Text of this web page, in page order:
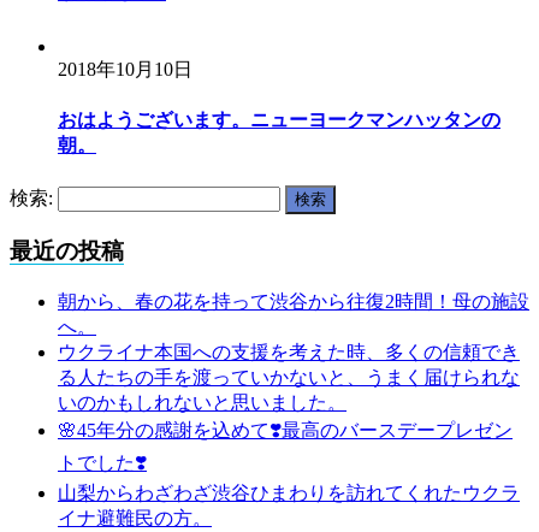
2018年10月10日
おはようございます。ニューヨークマンハッタンの
朝。
検索:
最近の投稿
朝から、春の花を持って渋谷から往復2時間！母の施設
へ。
ウクライナ本国への支援を考えた時、多くの信頼でき
る人たちの手を渡っていかないと、うまく届けられな
いのかもしれないと思いました。
🌸45年分の感謝を込めて❣️最高のバースデープレゼン
トでした❣️
山梨からわざわざ渋谷ひまわりを訪れてくれたウクラ
イナ避難民の方。